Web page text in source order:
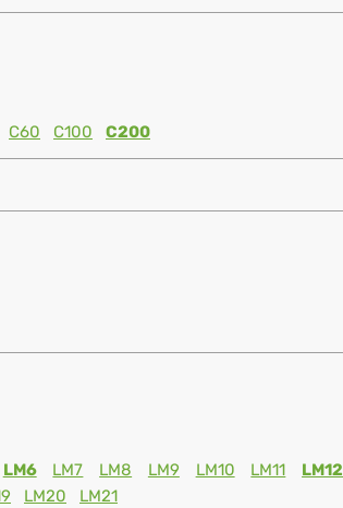
C60 C100 C200
LM6 LM7 LM8 LM9 LM10 LM11 LM12
LM20 LM21